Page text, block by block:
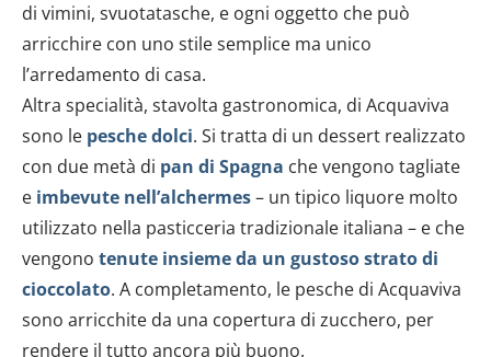
di vimini, svuotatasche, e ogni oggetto che può
arricchire con uno stile semplice ma unico
l’arredamento di casa.
Altra specialità, stavolta gastronomica, di Acquaviva
sono le pesche dolci. Si tratta di un dessert realizzato
con due metà di pan di Spagna che vengono tagliate
e imbevute nell’alchermes– un tipico liquore molto
utilizzato nella pasticceria tradizionale italiana – e che
vengono tenute insieme da un gustoso strato di
cioccolato. A completamento, le pesche di Acquaviva
sono arricchite da una copertura di zucchero, per
rendere il tutto ancora più buono.